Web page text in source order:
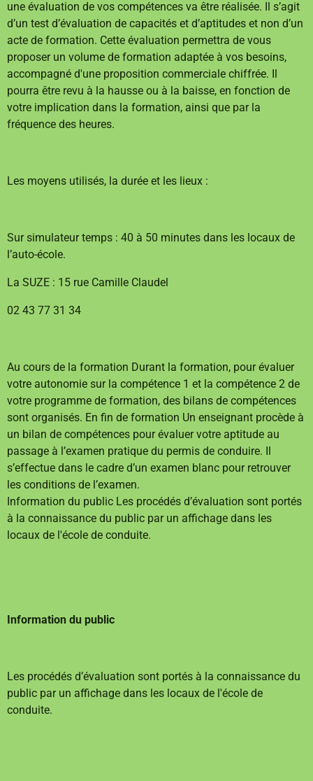
une évaluation de vos compétences va être réalisée. Il s’agit
d’un test d’évaluation de capacités et d’aptitudes et non d’un
acte de formation. Cette évaluation permettra de vous
proposer un volume de formation adaptée à vos besoins,
accompagné d'une proposition commerciale chiffrée. Il
pourra être revu à la hausse ou à la baisse, en fonction de
votre implication dans la formation, ainsi que par la
fréquence des heures.
Les moyens utilisés, la durée et les lieux :
Sur simulateur temps : 40 à 50 minutes dans les locaux de
l’auto-école.
La SUZE : 15 rue Camille Claudel
02 43 77 31 34
Au cours de la formation Durant la formation, pour évaluer
votre autonomie sur la compétence 1 et la compétence 2 de
votre programme de formation, des bilans de compétences
sont organisés. En fin de formation Un enseignant procède à
un bilan de compétences pour évaluer votre aptitude au
passage à l’examen pratique du permis de conduire. Il
s’effectue dans le cadre d’un examen blanc pour retrouver
les conditions de l’examen.
Information du public Les procédés d’évaluation sont portés
à la connaissance du public par un affichage dans les
locaux de l'école de conduite.
Information du public
Les procédés d’évaluation sont portés à la connaissance du
public par un affichage dans les locaux de l'école de
conduite.